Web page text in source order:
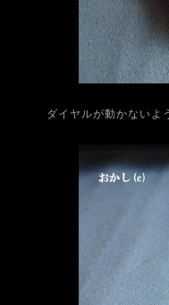
ダイヤルが動かない